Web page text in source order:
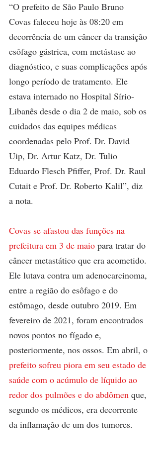
“O prefeito de São Paulo Bruno
Covas faleceu hoje às 08:20 em
decorrência de um câncer da transição
esôfago gástrica, com metástase ao
diagnóstico, e suas complicações após
longo período de tratamento. Ele
estava internado no Hospital Sírio-
Libanês desde o dia 2 de maio, sob os
cuidados das equipes médicas
coordenadas pelo Prof. Dr. David
Uip, Dr. Artur Katz, Dr. Tulio
Eduardo Flesch Pfiffer, Prof. Dr. Raul
Cutait e Prof. Dr. Roberto Kalil”, diz
a nota.
Covas se afastou das funções na
prefeitura em 3 de maio para tratar do
câncer metastático que era acometido.
Ele lutava contra um adenocarcinoma,
entre a região do esôfago e do
estômago, desde outubro 2019. Em
fevereiro de 2021, foram encontrados
novos pontos no fígado e,
posteriormente, nos ossos. Em abril, o
prefeito sofreu piora em seu estado de
saúde com o acúmulo de líquido ao
redor dos pulmões e do abdômen que,
segundo os médicos, era decorrente
da inflamação de um dos tumores.